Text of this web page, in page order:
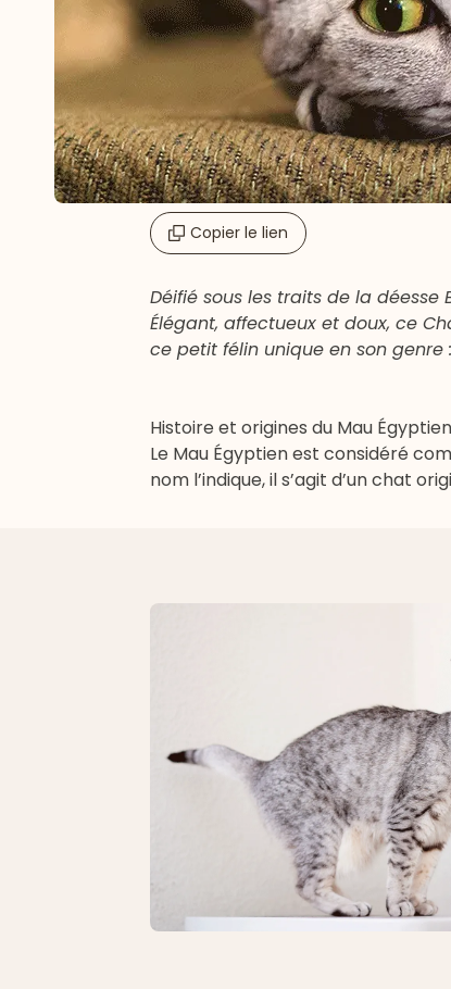
Copier le lien
Déifié sous les traits de la déesse
Élégant, affectueux et doux, ce
ce petit félin unique en son
Histoire et origines du Mau Égyptien
Le Mau Égyptien est considéré
nom l’indique, il s’agit d’un chat